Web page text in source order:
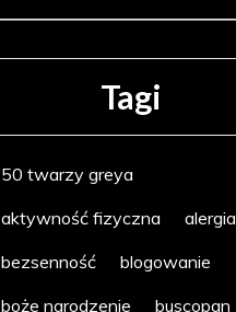
Tagi
50 twarzy greya
aktywność fizyczna
alergia
bezsenność
blogowanie
boże narodzenie
buscopan